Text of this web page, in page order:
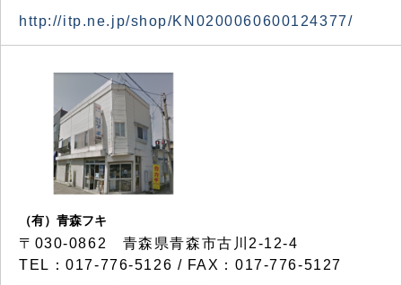
http://itp.ne.jp/shop/KN0200060600124377/
（有）青森フキ
〒030-0862 青森県青森市古川2-12-4
TEL：017-776-5126 / FAX：017-776-5127